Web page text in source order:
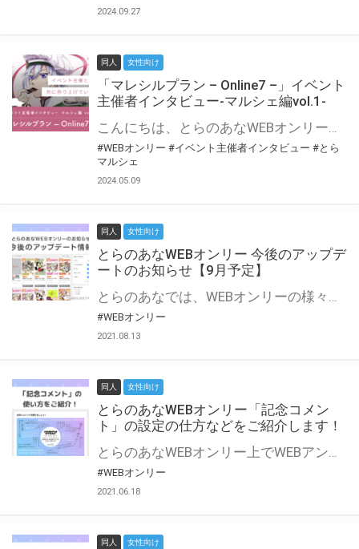
2024.09.27
同人 女性向け
「マレシルプラン – Online7 –」イベント
主催者インタビュー-マルシェ編vol.1-
こんにちは、とらのあなWEBオンリー運営スタッフです。 新たにお届けする、イベント主催者インタビュー-マルシェ編-は、 とらのあなWEBオンリー「マルシェ」をご利用した主催様に 「マルシェ」を使って開催した感想や心がけをお聞きする企画です。 今回は、WEBオンリー開催7回目迎えた「マレシルプラン – Online7 –」より、 主催の玉川うた様にお話を伺いました。 ▼マレシルプランのインタビュー前回記事 「イベント主催者インタビュー vol.6」はこちら 協力：玉川うた様（マレシルプラン実行委員会 代表）／イベント公式Twitter（@mallesil_plan） とらのあなWEBオンリー「マルシェ」とは？ WEBオンリーでリアルタイムでコミュニケーションがとれるオンライン会場です。
#WEBオンリー #イベント主催者インタビュー #とら
マルシェ
2024.05.09
同人 女性向け
とらのあなWEBオンリー 今後のアップデ
ートのお知らせ【9月予定】
とらのあなでは、WEBオンリーの様々な支援を実施しています。 今回は2021年9月に実装を予定しているアップデート情報についてご紹介いたします。 とらのあなWEBオンリーサイトはこちら
#WEBオンリー
2021.08.13
同人 女性向け
とらのあなWEBオンリー「記念コメン
ト」の設定の仕方などをご紹介します！
とらのあなWEBオンリー上でWEBアンソロジーが作成できる「記念コメント」について、その使い方や作成手順を解説します！ 支援タイプを「サークル参加型」「サークル参加型・マルシェ(イベント会場)機能付き」でお申し込みいただいている主催者様はぜひご活用ください♪ とらのあなWEBオンリーサイトはこちら
#WEBオンリー
2021.06.18
同人 女性向け